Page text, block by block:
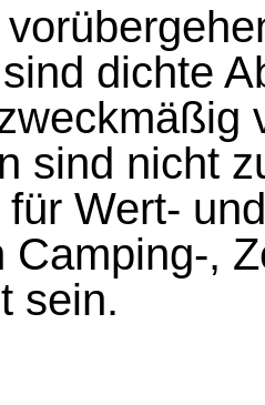
dichte
sind nicht
Wert-
Camping-,
sein.